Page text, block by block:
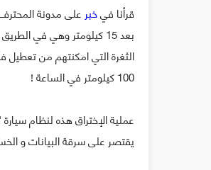
قرأنا فيخبرعلى مدونة
بعد 15 كيلومتر وهي في الطريق السريع، وتحكّموا فيها بالكامل عن طريق ثغرة في نظام
الثغرة التي امكنتهم من تعطيل
100 كيلومتر في الساعة !
عملية الإختراق هذه لنظام
يقتصر على سرقة البيانات و